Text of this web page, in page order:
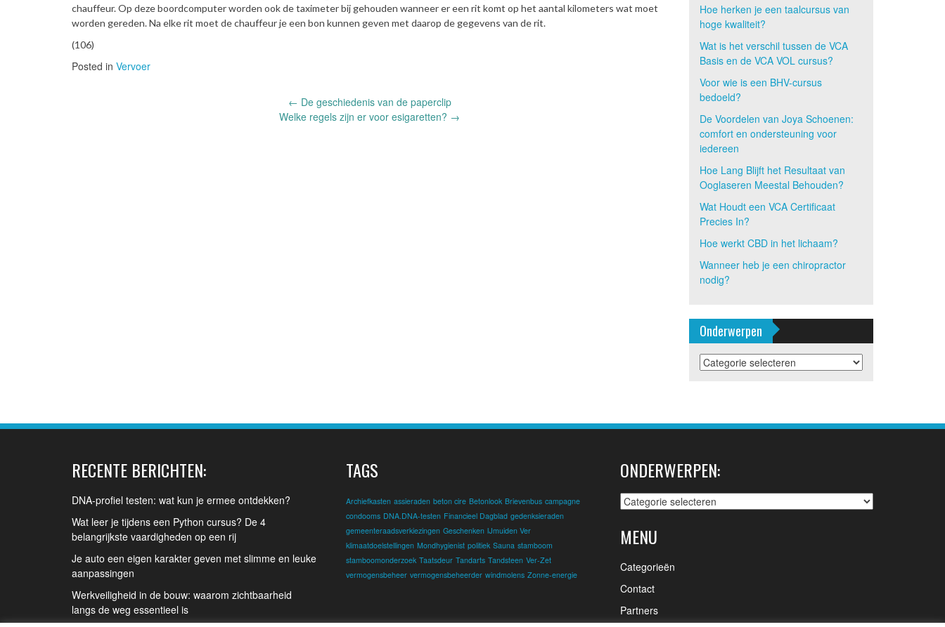
chauffeur. Op deze boordcomputer worden ook de taximeter bij gehouden wanneer er een rit komt op het aantal kilometers wat moet
worden gereden. Na elke rit moet de chauffeur je een bon kunnen geven met daarop de gegevens van de rit.
(106)
Posted in Vervoer
← De geschiedenis van de paperclip
Welke regels zijn er voor esigaretten? →
Hoe herken je een taalcursus van
hoge kwaliteit?
Wat is het verschil tussen de VCA
Basis en de VCA VOL cursus?
Voor wie is een BHV-cursus
bedoeld?
De Voordelen van Joya Schoenen:
comfort en ondersteuning voor
iedereen
Hoe Lang Blijft het Resultaat van
Ooglaseren Meestal Behouden?
Wat Houdt een VCA Certificaat
Precies In?
Hoe werkt CBD in het lichaam?
Wanneer heb je een chiropractor
nodig?
Onderwerpen
Onderwerpen
RECENTE BERICHTEN:
DNA-profiel testen: wat kun je ermee ontdekken?
Wat leer je tijdens een Python cursus? De 4
belangrijkste vaardigheden op een rij
Je auto een eigen karakter geven met slimme en leuke
aanpassingen
Werkveiligheid in de bouw: waarom zichtbaarheid
langs de weg essentieel is
TAGS
Archiefkasten assieraden beton cire Betonlook Brievenbus campagne
condooms DNA.DNA-testen Financieel Dagblad gedenksieraden
gemeenteraadsverkiezingen Geschenken IJmuiden Ver
klimaatdoelstellingen Mondhygienist politiek Sauna stamboom
stamboomonderzoek Taatsdeur Tandarts Tandsteen Ver-Zet
vermogensbeheer vermogensbeheerder windmolens Zonne-energie
ONDERWERPEN:
Onderwerpen:
MENU
Categorieën
Contact
Partners